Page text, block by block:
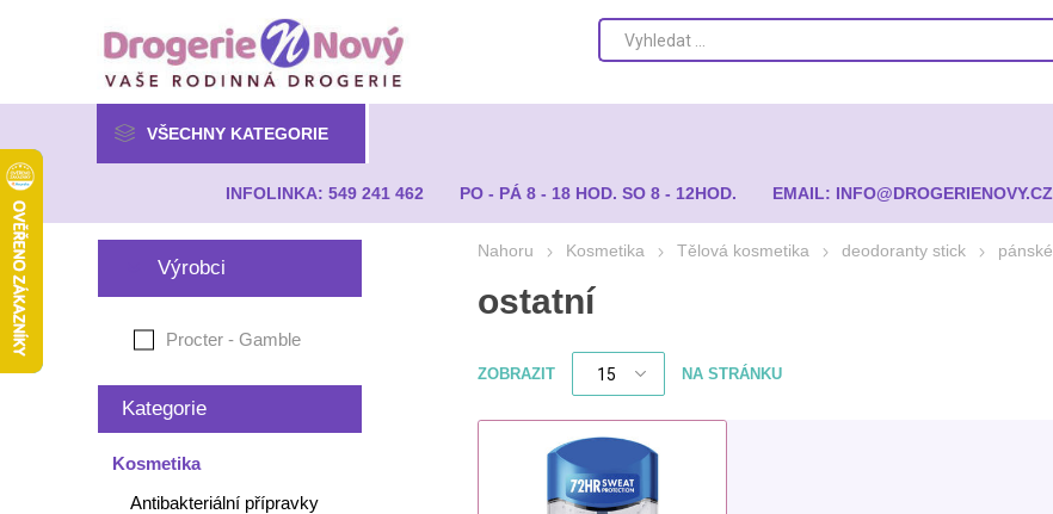
VŠECHNY KATEGORIE
INFOLINKA: 549 241 462 PO - PÁ 8 - 18 HOD. SO 8 - 12HOD. EMAIL: INFO@DROGERIENOVY.CZ
Nahoru Kosmetika Tělová kosmetika deodoranty stick pánské
ostatní
ZOBRAZIT NA STRÁNKU
Výrobci
Procter - Gamble
Kategorie
Kosmetika
Antibakteriální přípravky